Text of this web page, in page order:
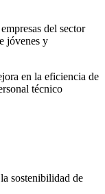
del sector
jóvenes y
en la eficiencia de
técnico
sostenibilidad de